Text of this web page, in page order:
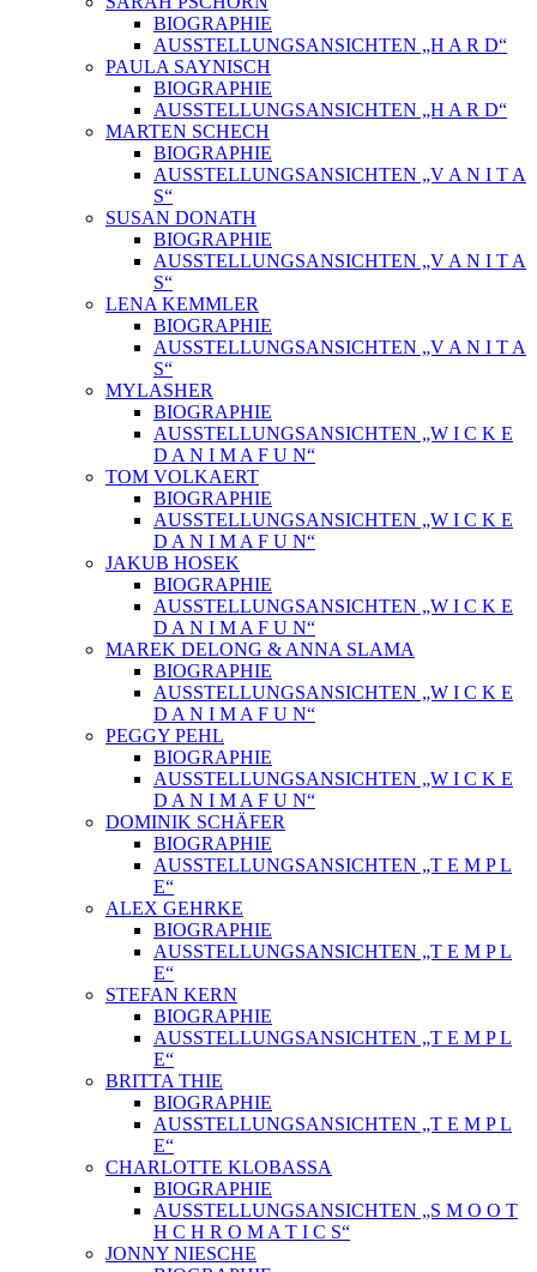
BIOGRAPHIE
AUSSTELLUNGSANSICHTEN „H A R D“
PAULA SAYNISCH
BIOGRAPHIE
AUSSTELLUNGSANSICHTEN „H A R D“
MARTEN SCHECH
BIOGRAPHIE
AUSSTELLUNGSANSICHTEN „V A N I T A
S“
SUSAN DONATH
BIOGRAPHIE
AUSSTELLUNGSANSICHTEN „V A N I T A
S“
LENA KEMMLER
BIOGRAPHIE
AUSSTELLUNGSANSICHTEN „V A N I T A
S“
MYLASHER
BIOGRAPHIE
AUSSTELLUNGSANSICHTEN „W I C K E
D A N I M A F U N“
TOM VOLKAERT
BIOGRAPHIE
AUSSTELLUNGSANSICHTEN „W I C K E
D A N I M A F U N“
JAKUB HOSEK
BIOGRAPHIE
AUSSTELLUNGSANSICHTEN „W I C K E
D A N I M A F U N“
MAREK DELONG & ANNA SLAMA
BIOGRAPHIE
AUSSTELLUNGSANSICHTEN „W I C K E
D A N I M A F U N“
PEGGY PEHL
BIOGRAPHIE
AUSSTELLUNGSANSICHTEN „W I C K E
D A N I M A F U N“
DOMINIK SCHÄFER
BIOGRAPHIE
AUSSTELLUNGSANSICHTEN „T E M P L
E“
ALEX GEHRKE
BIOGRAPHIE
AUSSTELLUNGSANSICHTEN „T E M P L
E“
STEFAN KERN
BIOGRAPHIE
AUSSTELLUNGSANSICHTEN „T E M P L
E“
BRITTA THIE
BIOGRAPHIE
AUSSTELLUNGSANSICHTEN „T E M P L
E“
CHARLOTTE KLOBASSA
BIOGRAPHIE
AUSSTELLUNGSANSICHTEN „S M O O T
H C H R O M A T I C S“
JONNY NIESCHE